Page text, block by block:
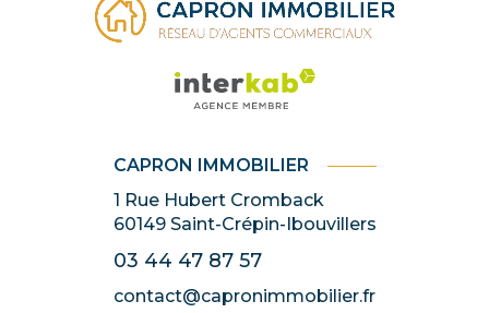
CAPRON IMMOBILIER
1 Rue Hubert Cromback
60149 Saint-Crépin-Ibouvillers
03 44 47 87 57
contact@capronimmobilier.fr